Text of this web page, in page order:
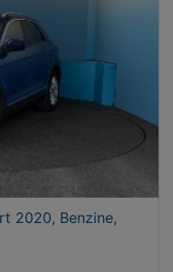
2020, Benzine,